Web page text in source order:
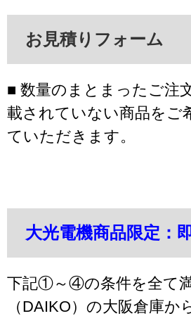
お見積りフォーム
■ 数量のまとまったご注
載されていない商品をご
ていただきます。
大光電機商品限定：
下記①～④の条件を全て
（DAIKO）の大阪倉庫